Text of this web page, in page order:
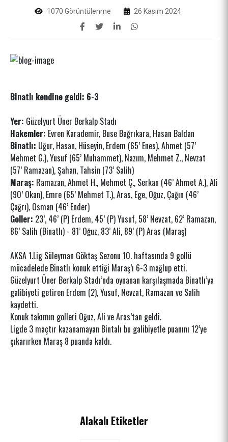
1070 Görüntülenme 26 Kasım 2024
Binatlı kendine geldi: 6-3
Yer: Güzelyurt Üner Berkalp Stadı
Hakemler: Evren Karademir, Buse Bağrıkara, Hasan Baldan
Binatlı: Uğur, Hasan, Hüseyin, Erdem (65’ Enes), Ahmet (57’
Mehmet G.), Yusuf (65’ Muhammet), Nazım, Mehmet Z., Nevzat
(57’ Ramazan), Şahan, Tahsin (73’ Salih)
Maraş: Ramazan, Ahmet H., Mehmet Ç., Serkan (46’ Ahmet A.), Ali
(90’ Okan), Emre (65’ Mehmet T.), Aras, Ege, Oğuz, Çağın (46’
Çağrı), Osman (46’ Ender)
Goller: 23’, 46’ (P) Erdem, 45’ (P) Yusuf, 58’ Nevzat, 62’ Ramazan,
86’ Salih (Binatlı) - 81’ Oğuz, 83’ Ali, 89’ (P) Aras (Maraş)
AKSA 1.Lig Süleyman Göktaş Sezonu 10. haftasında 9 gollü
mücadelede Binatlı konuk ettiği Maraş’ı 6-3 mağlup etti.
Güzelyurt Üner Berkalp Stadı’nda oynanan karşılaşmada Binatlı’ya
galibiyeti getiren Erdem (2), Yusuf, Nevzat, Ramazan ve Salih
kaydetti.
Konuk takımın golleri Oğuz, Ali ve Aras’tan geldi.
Ligde 3 maçtır kazanamayan Bintalı bu galibiyetle puanını 12’ye
çıkarırken Maraş 8 puanda kaldı.
Alakalı Etiketler